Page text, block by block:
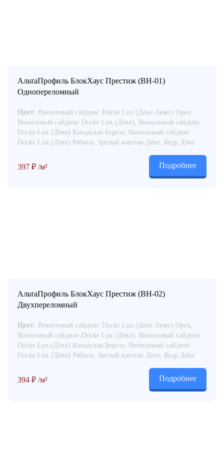
АльтаПрофиль БлокХаус Престиж (ВН-01)
Однопереломный
Цвет: Виниловый сайдинг Docke Lux (Дёке Люкс) Орех,
Виниловый сайдинг Docke Lux (Дёке), Виниловый сайдинг
Docke Lux (Дёке) Канадская Береза, Виниловый сайдинг
Docke Lux (Дёке) Рябина, Зрелый каштан Дёке, Кедр Дёке
397 ₽ /м² Подробнее
АльтаПрофиль БлокХаус Престиж (ВН-02)
Двухпереломный
Цвет: Виниловый сайдинг Docke Lux (Дёке Люкс) Орех,
Виниловый сайдинг Docke Lux (Дёке), Виниловый сайдинг
Docke Lux (Дёке) Канадская Береза, Виниловый сайдинг
Docke Lux (Дёке) Рябина, Зрелый каштан Дёке, Кедр Дёке
394 ₽ /м² Подробнее